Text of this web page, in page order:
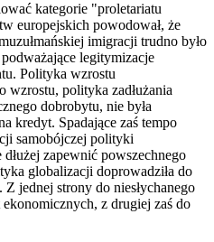
kategorie "proletariatu
europejskich powodował, że
imigracji trudno było
legitymizacje
Polityka wzrostu
wzrostu, polityka zadłużania
dobrobytu, nie była
kredyt. Spadające zaś tempo
samobójczej polityki
zapewnić powszechnego
globalizacji doprowadziła do
jednej strony do niesłychanego
z drugiej zaś do